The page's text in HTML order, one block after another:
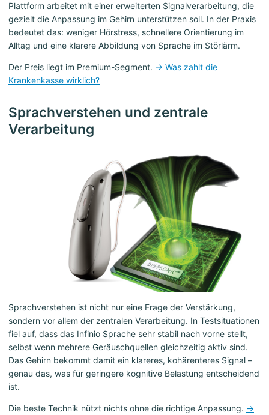
Plattform arbeitet mit einer erweiterten Signalverarbeitung, die
gezielt die Anpassung im Gehirn unterstützen soll. In der Praxis
bedeutet das: weniger Hörstress, schnellere Orientierung im
Alltag und eine klarere Abbildung von Sprache im Störlärm.
Der Preis liegt im Premium-Segment. → Was zahlt die
Krankenkasse wirklich?
Sprachverstehen und zentrale
Verarbeitung
Sprachverstehen ist nicht nur eine Frage der Verstärkung,
sondern vor allem der zentralen Verarbeitung. In Testsituationen
fiel auf, dass das Infinio Sprache sehr stabil nach vorne stellt,
selbst wenn mehrere Geräuschquellen gleichzeitig aktiv sind.
Das Gehirn bekommt damit ein klareres, kohärenteres Signal –
genau das, was für geringere kognitive Belastung entscheidend
ist.
Die beste Technik nützt nichts ohne die richtige Anpassung. →